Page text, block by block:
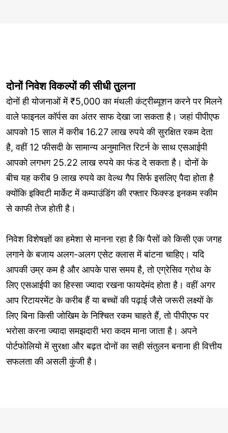
दोनों निवेश विकल्पों की सीधी तुलना
दोनों ही योजनाओं में ₹5,000 का मंथली कंट्रीब्यूशन करने पर मिलने
वाले फाइनल कॉर्पस का अंतर साफ देखा जा सकता है। जहां पीपीएफ
आपको 15 साल में करीब 16.27 लाख रुपये की सुरक्षित रकम देता
है, वहीं 12 फीसदी के सामान्य अनुमानित रिटर्न के साथ एसआईपी
आपको लगभग 25.22 लाख रुपये का फंड दे सकता है। दोनों के
बीच यह करीब 9 लाख रुपये का वेल्थ गैप सिर्फ इसलिए पैदा होता है
क्योंकि इक्विटी मार्केट में कम्पाउंडिंग की रफ्तार फिक्स्ड इनकम स्कीम
से काफी तेज होती है।
निवेश विशेषज्ञों का हमेशा से मानना रहा है कि पैसों को किसी एक जगह
लगाने के बजाय अलग-अलग एसेट क्लास में बांटना चाहिए। यदि
आपकी उम्र कम है और आपके पास समय है, तो एग्रेसिव ग्रोथ के
लिए एसआईपी का हिस्सा ज्यादा रखना फायदेमंद होता है। वहीं अगर
आप रिटायरमेंट के करीब हैं या बच्चों की पढ़ाई जैसे जरूरी लक्ष्यों के
लिए बिना किसी जोखिम के निश्चित रकम चाहते हैं, तो पीपीएफ पर
भरोसा करना ज्यादा समझदारी भरा कदम माना जाता है। अपने
पोर्टफोलियो में सुरक्षा और बढ़त दोनों का सही संतुलन बनाना ही वित्तीय
सफलता की असली कुंजी है।